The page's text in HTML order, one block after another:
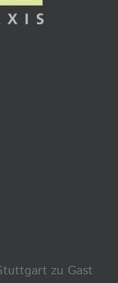
zu Gast